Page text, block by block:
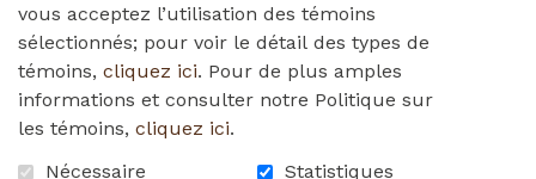
735,00 $
vous acceptez l’utilisation des témoins
sélectionnés; pour voir le détail des types de
témoins, cliquez ici. Pour de plus amples
informations et consulter notre Politique sur
les témoins, cliquez ici.
Nécessaire
Statistiques